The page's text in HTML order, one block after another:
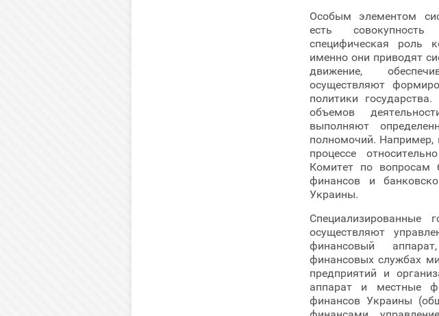
Особым элементом
есть совокупность
специфическая роль
именно они приводят
движение,
осуществляют
политики
объемов
выполняют
полномочий. Например,
процессе
Комитет по
финансов и
Украины.
Специализированные
осуществляют
финансовый
финансовых службах
предприятий и
аппарат и местные
финансов Украины